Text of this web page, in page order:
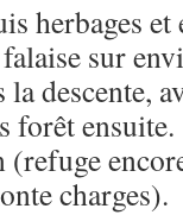
herbages
falaise sur
descente,
forêt ensuite.
charges).